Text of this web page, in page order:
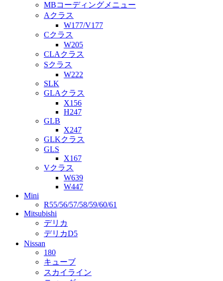
MBコーディングメニュー
Aクラス
W177/V177
Cクラス
W205
CLAクラス
Sクラス
W222
SLK
GLAクラス
X156
H247
GLB
X247
GLKクラス
GLS
X167
Vクラス
W639
W447
Mini
R55/56/57/58/59/60/61
Mitsubishi
デリカ
デリカD5
Nissan
180
キューブ
スカイライン